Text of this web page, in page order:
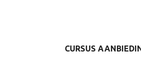
CURSUS